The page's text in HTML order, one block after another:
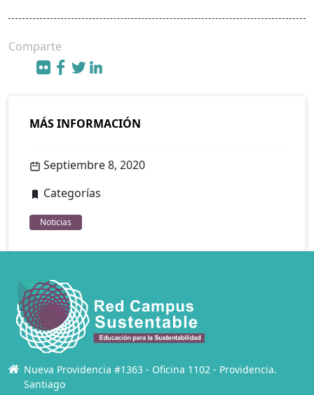
Comparte
MÁS INFORMACIÓN
Septiembre 8, 2020
Categorías
Noticias
Nueva Providencia #1363 - Oficina 1102 - Providencia.
Santiago